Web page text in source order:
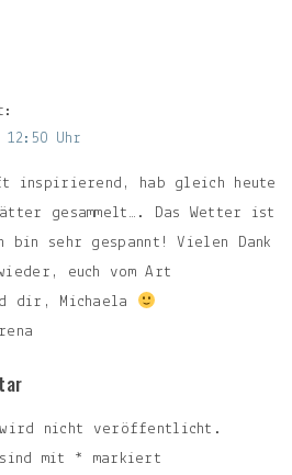
Uhr
inspirierend, hab gleich heute
gesammelt…. Das Wetter ist
sehr gespannt! Vielen Dank
euch vom Art
dir, Michaela
wird nicht veröffentlicht.
mit * markiert